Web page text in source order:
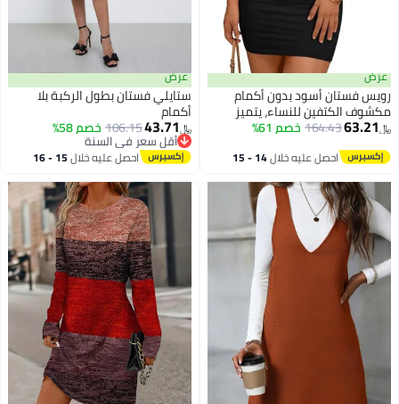
عرض
رويس فستان أسود بدون أكمام
مكشوف الكتفين للنساء، يتميز
بخصر مميز مع طيات رقيقة، فستان
ساحر
﷼‏63.21
164.43خصم 61%
احصل عليه خلال 14 - 15
عرض
ستايلي فستان بطول الركبة بلا
أكمام
﷼‏43.71
106.15خصم 58%
أقل سعر في السنة
أقل سعر في السنة
احصل عليه خلال 15 - 16